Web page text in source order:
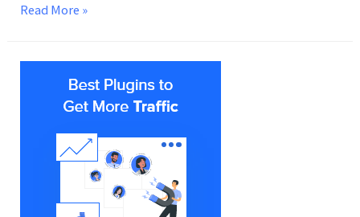
Read More »